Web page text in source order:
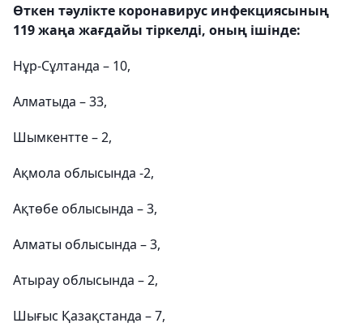
Өткен тәулікте коронавирус инфекциясының
119 жаңа жағдайы тіркелді, оның ішінде:
Нұр-Сұлтанда – 10,
Алматыда – 33,
Шымкентте – 2,
Ақмола облысында -2,
Ақтөбе облысында – 3,
Алматы облысында – 3,
Атырау облысында – 2,
Шығыс Қазақстанда – 7,